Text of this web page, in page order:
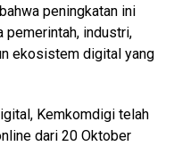
peningkatan ini
pemerintah, industri,
ekosistem digital yang
Kemkomdigi telah
dari 20 Oktober